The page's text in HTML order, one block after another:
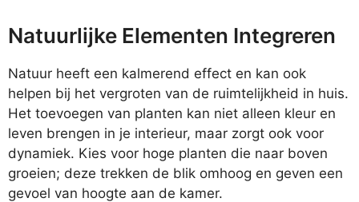
Natuurlijke Elementen Integreren
Natuur heeft een kalmerend effect en kan ook
helpen bij het vergroten van de ruimtelijkheid in huis.
Het toevoegen van planten kan niet alleen kleur en
leven brengen in je interieur, maar zorgt ook voor
dynamiek. Kies voor hoge planten die naar boven
groeien; deze trekken de blik omhoog en geven een
gevoel van hoogte aan de kamer.